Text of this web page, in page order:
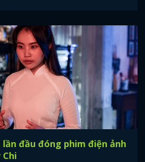
lần đầu đóng phim điện ảnh